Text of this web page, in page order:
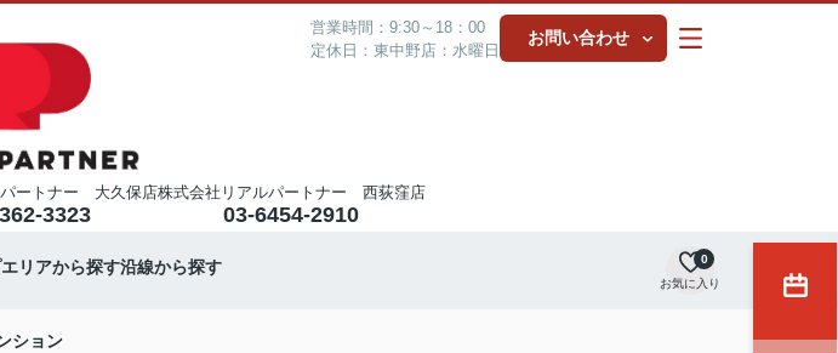
営業時間：9:30～18：00
定休日：東中野店：水曜日
お問い合わせ
ートナー 大久保店
3323
株式会社リアルパートナー 西荻窪店
03-6454-2910
エリアから探す沿線から探す
お気に入り
0
ション